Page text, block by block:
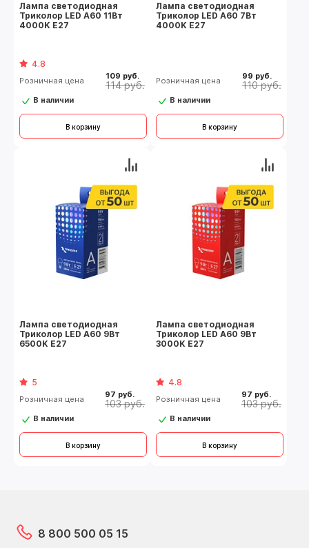
Лампа светодиодная
Триколор LED А60 11Вт
4000K E27
4.8
Розничная цена 109 руб.
114 руб.
В наличии
В корзину
Лампа светодиодная
Триколор LED А60 7Вт
4000K E27
Розничная цена 99 руб.
110 руб.
В наличии
В корзину
Лампа светодиодная
Триколор LED А60 9Вт
6500K E27
5
Розничная цена 97 руб.
103 руб.
В наличии
В корзину
Лампа светодиодная
Триколор LED А60 9Вт
3000K E27
4.8
Розничная цена 97 руб.
103 руб.
В наличии
В корзину
8 800 500 05 15